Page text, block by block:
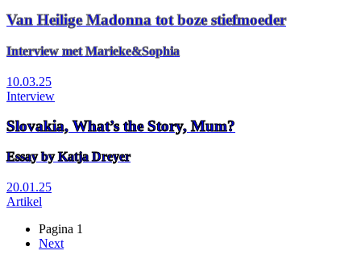
Van Heilige Madonna tot boze stiefmoeder
Interview met Marieke&Sophia
10.03.25
Interview
Slovakia, What’s the Story, Mum?
Essay by Katja Dreyer
20.01.25
Artikel
Paginering
Pagina 1
Volgende
Next